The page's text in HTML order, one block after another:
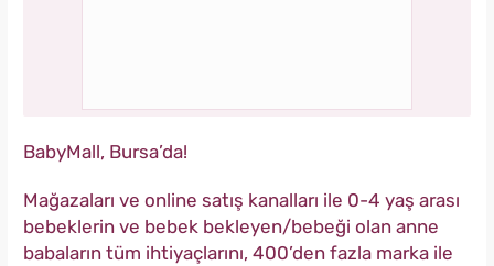
BabyMall, Bursa’da!
Mağazaları ve online satış kanalları ile 0-4 yaş arası
bebeklerin ve bebek bekleyen/bebeği olan anne
babaların tüm ihtiyaçlarını, 400’den fazla marka ile